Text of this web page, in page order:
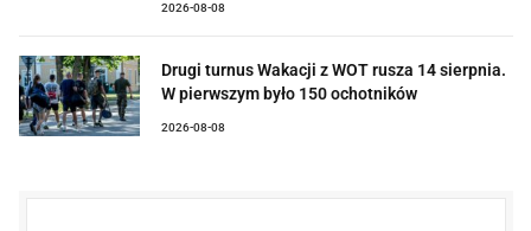
2026-08-08
Drugi turnus Wakacji z WOT rusza 14 sierpnia.
W pierwszym było 150 ochotników
2026-08-08